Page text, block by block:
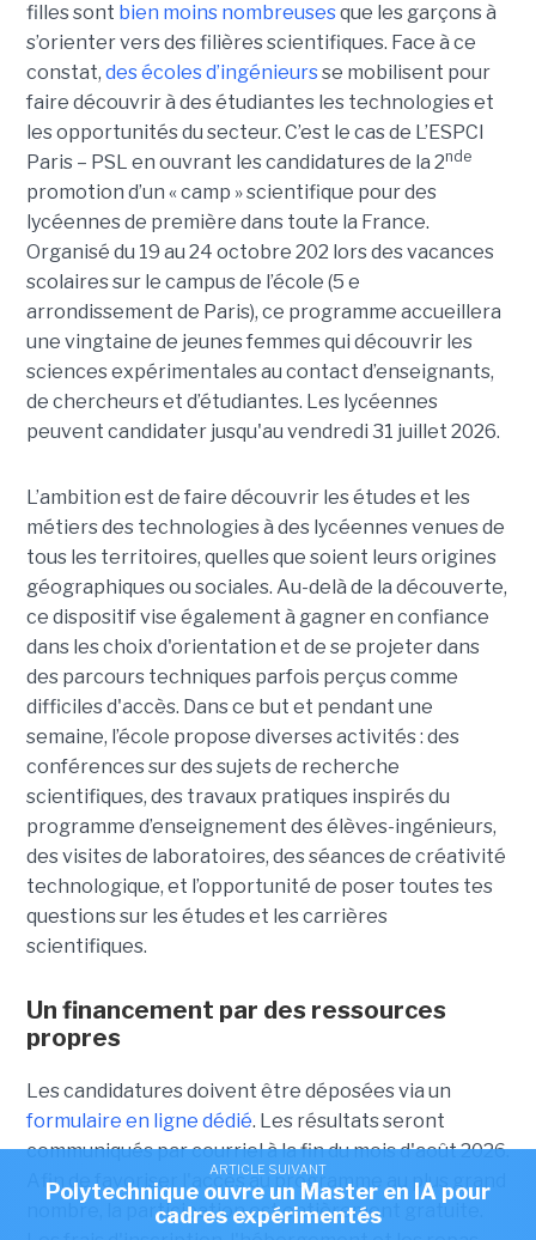
filles sont bien moins nombreusesque les garçons à
s’orienter vers des filières scientifiques. Face à ce
constat, des écoles d’ingénieursse mobilisent pour
faire découvrir à des étudiantes les technologies et
les opportunités du secteur. C’est le cas de L’ESPCI
Paris – PSL en ouvrant les candidatures de la 2nde
promotion d’un « camp » scientifique pour des
lycéennes de première dans toute la France.
Organisé du 19 au 24 octobre 202 lors des vacances
scolaires sur le campus de l’école (5 e
arrondissement de Paris), ce programme accueillera
une vingtaine de jeunes femmes qui découvrir les
sciences expérimentales au contact d’enseignants,
de chercheurs et d’étudiantes. Les lycéennes
peuvent candidater jusqu'au vendredi 31 juillet 2026.
L’ambition est de faire découvrir les études et les
métiers des technologies à des lycéennes venues de
tous les territoires, quelles que soient leurs origines
géographiques ou sociales. Au-delà de la découverte,
ce dispositif vise également à gagner en confiance
dans les choix d'orientation et de se projeter dans
des parcours techniques parfois perçus comme
difficiles d'accès. Dans ce but et pendant une
semaine, l’école propose diverses activités : des
conférences sur des sujets de recherche
scientifiques, des travaux pratiques inspirés du
programme d’enseignement des élèves-ingénieurs,
des visites de laboratoires, des séances de créativité
technologique, et l’opportunité de poser toutes tes
questions sur les études et les carrières
scientifiques.
Un financement par des ressources
propres
Les candidatures doivent être déposées via un
formulaire en ligne dédié. Les résultats seront
communiqués par courriel à la fin du mois d'août 2026.
Afin de favoriser l'accès au programme au plus grand
nombre, la participation est entièrement gratuite.
ARTICLE SUIVANT
Polytechnique ouvre un Master en IA pour
cadres expérimentés